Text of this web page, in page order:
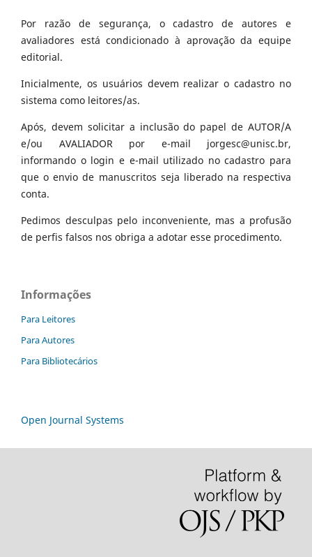
Por razão de segurança, o cadastro de autores e
avaliadores está condicionado à aprovação da equipe
editorial.
Inicialmente, os usuários devem realizar o cadastro no
sistema como leitores/as.
Após, devem solicitar a inclusão do papel de AUTOR/A
e/ou AVALIADOR por e-mail jorgesc@unisc.br,
informando o login e e-mail utilizado no cadastro para
que o envio de manuscritos seja liberado na respectiva
conta.
Pedimos desculpas pelo inconveniente, mas a profusão
de perfis falsos nos obriga a adotar esse procedimento.
Informações
Para Leitores
Para Autores
Para Bibliotecários
Open Journal Systems